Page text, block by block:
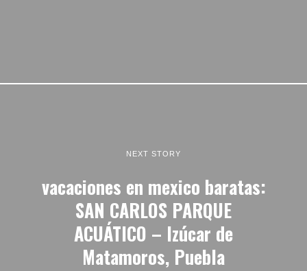
NEXT STORY
vacaciones en mexico baratas:
SAN CARLOS PARQUE
ACUÁTICO – Izúcar de
Matamoros, Puebla